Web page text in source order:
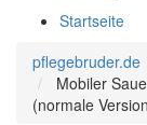
Startseite
pflegebruder.de
Mobiler
(normale